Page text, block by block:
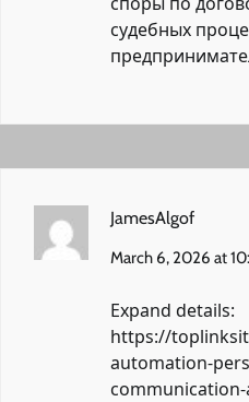
судебных
JamesAlgof
March 6, 2026 at
Expand details:
https://
automation-